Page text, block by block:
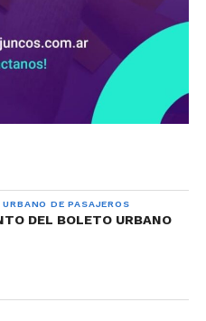
DE PASAJEROS
DEL BOLETO URBANO